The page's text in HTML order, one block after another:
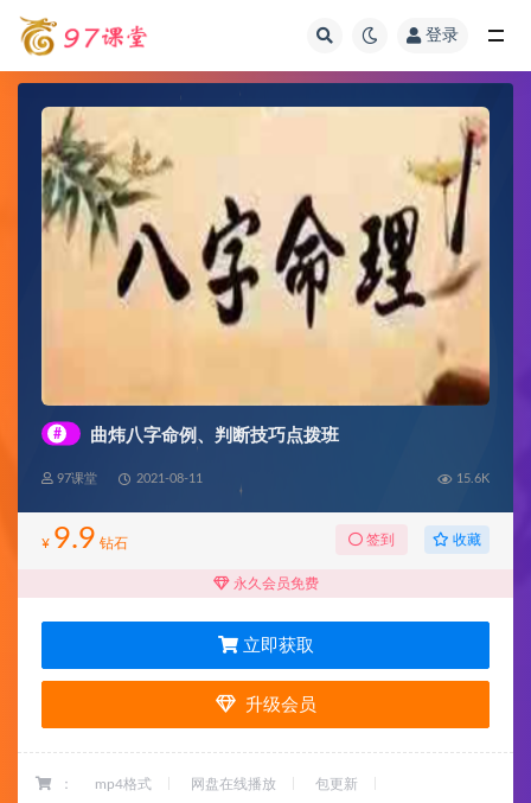
登录
# 曲炜八字命例、判断技巧点拨班
97课堂 2021-08-11 15.6K
¥ 9.9 钻石 签到 收藏
永久会员免费
立即获取
升级会员
： mp4格式 网盘在线播放 包更新